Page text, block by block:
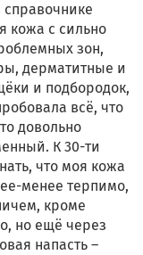
кожа с сильно
зон,
дерматитные и
и подбородок,
всё, что
довольно
К 30-ти
что моя кожа
менее терпимо,
кроме
но ещё через
напасть –